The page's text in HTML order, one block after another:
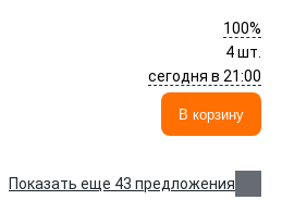
100%
4 шт.
сегодня в 21:00
В корзину
Показать еще 43 предложения